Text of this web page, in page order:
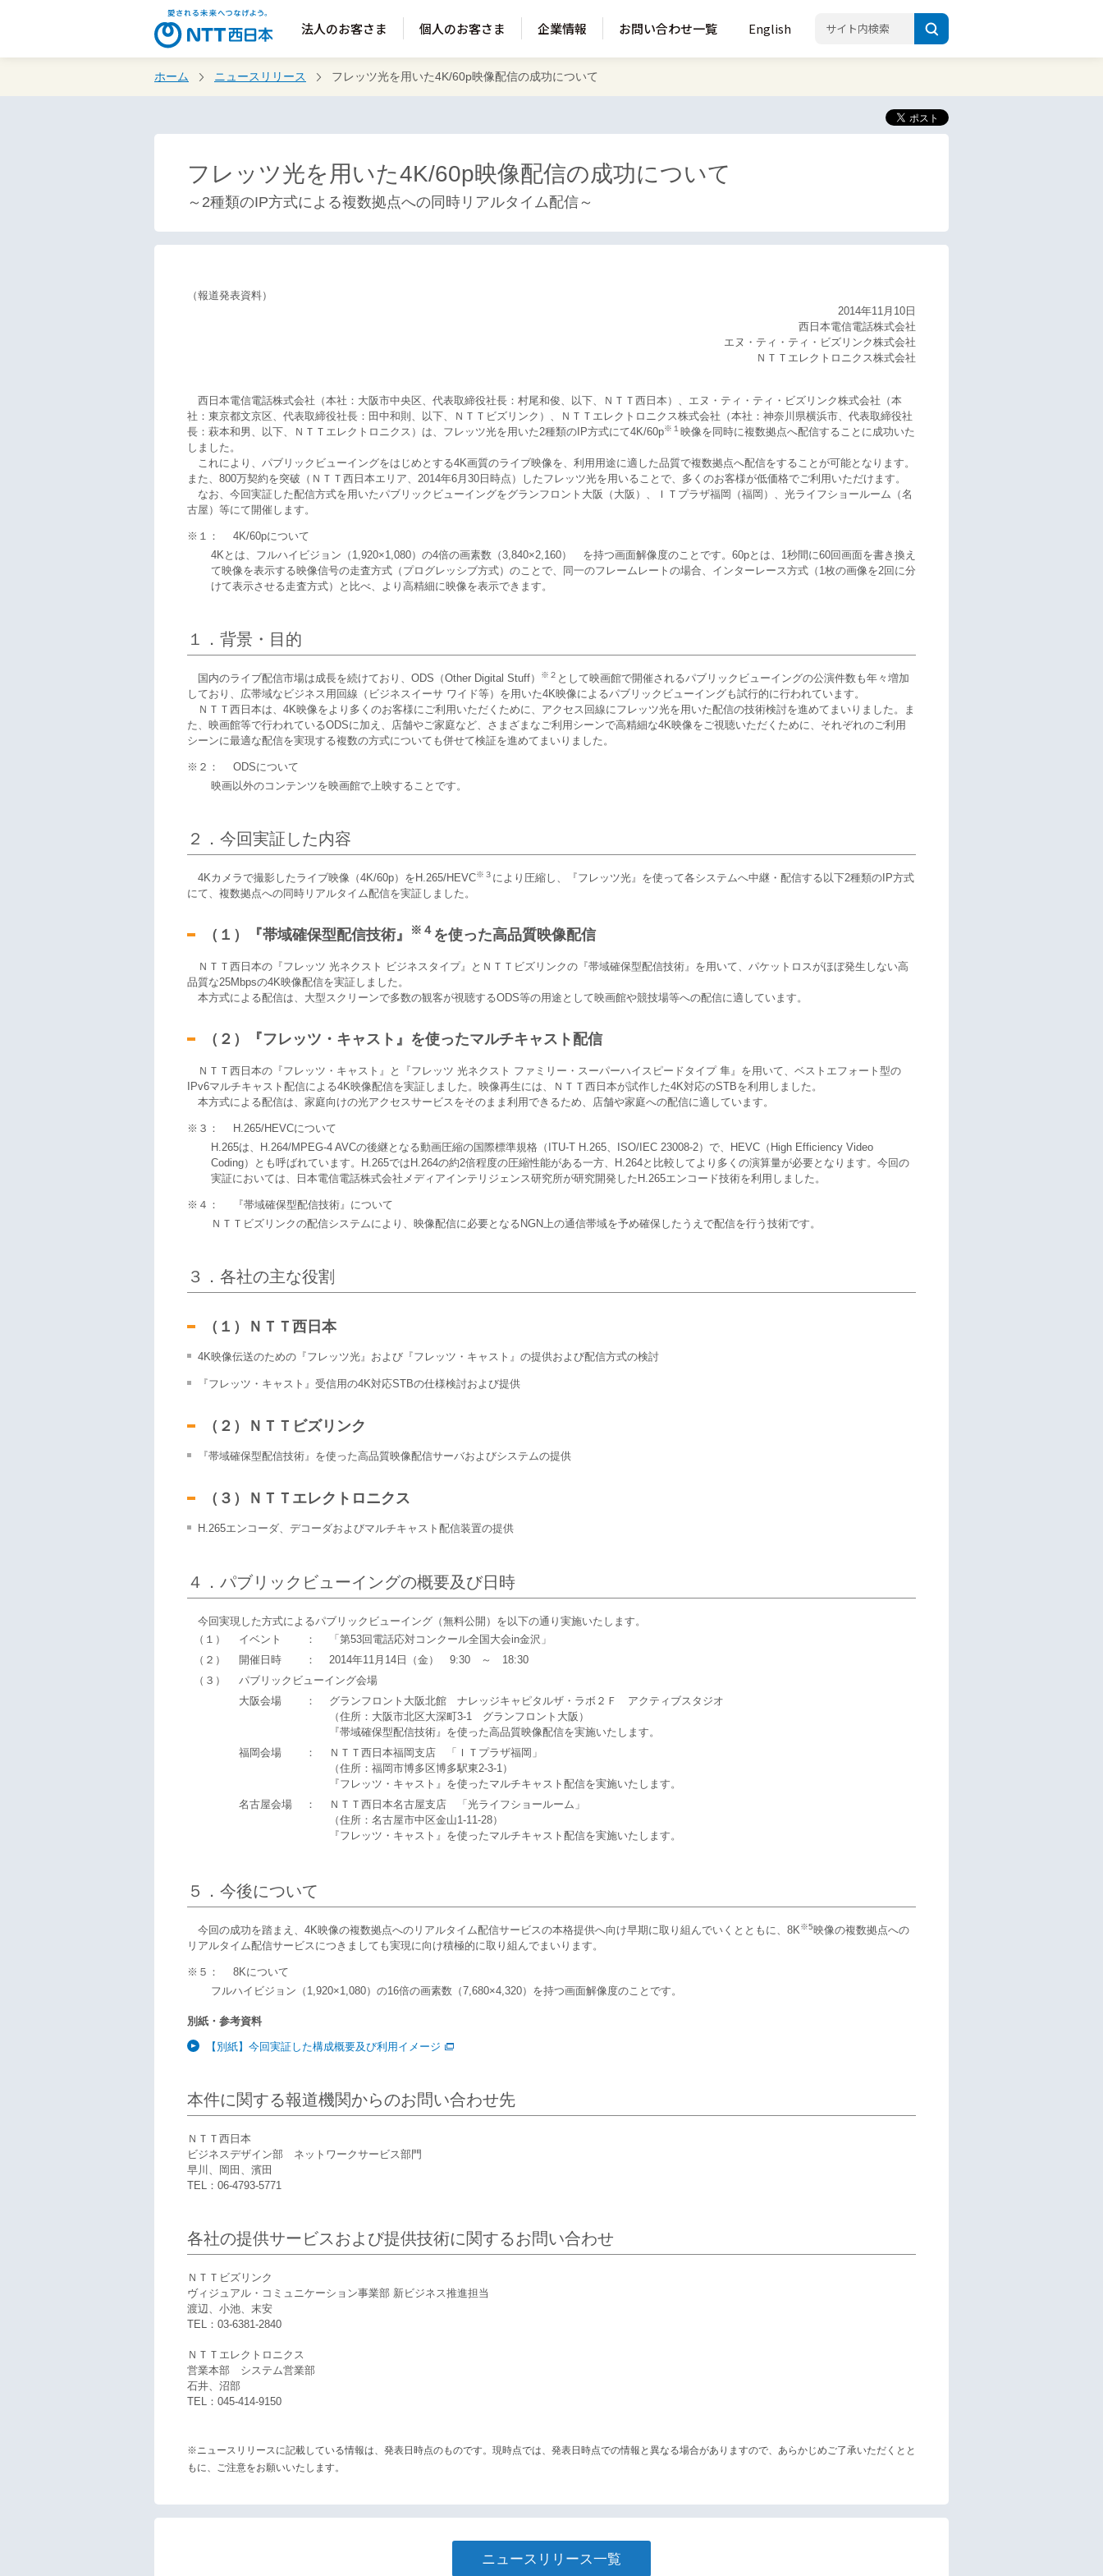
法人のお客さま 個人のお客さま 企業情報 お問い合わせ一覧 English
ホーム ニュースリリース フレッツ光を用いた4K/60p映像配信の成功について
フレッツ光を用いた4K/60p映像配信の成功について
～2種類のIP方式による複数拠点への同時リアルタイム配信～
（報道発表資料）
2014年11月10日
西日本電信電話株式会社
エヌ・ティ・ティ・ビズリンク株式会社
ＮＴＴエレクトロニクス株式会社
西日本電信電話株式会社（本社：大阪市中央区、代表取締役社長：村尾和俊、以下、ＮＴＴ西日本）、エヌ・ティ・ティ・ビズリンク株式会社（本
社：東京都文京区、代表取締役社長：田中和則、以下、ＮＴＴビズリンク）、ＮＴＴエレクトロニクス株式会社（本社：神奈川県横浜市、代表取締役社
長：萩本和男、以下、ＮＴＴエレクトロニクス）は、フレッツ光を用いた2種類のIP方式にて4K/60p※１ 映像を同時に複数拠点へ配信することに成功いた
しました。
これにより、パブリックビューイングをはじめとする4K画質のライブ映像を、利用用途に適した品質で複数拠点へ配信をすることが可能となります。
また、800万契約を突破（ＮＴＴ西日本エリア、2014年6月30日時点）したフレッツ光を用いることで、多くのお客様が低価格でご利用いただけます。
なお、今回実証した配信方式を用いたパブリックビューイングをグランフロント大阪（大阪）、ＩＴプラザ福岡（福岡）、光ライフショールーム（名
古屋）等にて開催します。
※１：
4K/60pについて
4Kとは、フルハイビジョン（1,920×1,080）の4倍の画素数（3,840×2,160） を持つ画面解像度のことです。60pとは、1秒間に60回画面を書き換え
て映像を表示する映像信号の走査方式（プログレッシブ方式）のことで、同一のフレームレートの場合、インターレース方式（1枚の画像を2回に分
けて表示させる走査方式）と比べ、より高精細に映像を表示できます。
１．背景・目的
国内のライブ配信市場は成長を続けており、ODS（Other Digital Stuff） ※２ として映画館で開催されるパブリックビューイングの公演件数も年々増加
しており、広帯域なビジネス用回線（ビジネスイーサ ワイド等）を用いた4K映像によるパブリックビューイングも試行的に行われています。
ＮＴＴ西日本は、4K映像をより多くのお客様にご利用いただくために、アクセス回線にフレッツ光を用いた配信の技術検討を進めてまいりました。ま
た、映画館等で行われているODSに加え、店舗やご家庭など、さまざまなご利用シーンで高精細な4K映像をご視聴いただくために、それぞれのご利用
シーンに最適な配信を実現する複数の方式についても併せて検証を進めてまいりました。
※２：
ODSについて
映画以外のコンテンツを映画館で上映することです。
２．今回実証した内容
4Kカメラで撮影したライブ映像（4K/60p）をH.265/HEVC※３ により圧縮し、『フレッツ光』を使って各システムへ中継・配信する以下2種類のIP方式
にて、複数拠点への同時リアルタイム配信を実証しました。
（１）『帯域確保型配信技術』 ※４ を使った高品質映像配信
ＮＴＴ西日本の『フレッツ 光ネクスト ビジネスタイプ』とＮＴＴビズリンクの『帯域確保型配信技術』を用いて、パケットロスがほぼ発生しない高
品質な25Mbpsの4K映像配信を実証しました。
本方式による配信は、大型スクリーンで多数の観客が視聴するODS等の用途として映画館や競技場等への配信に適しています。
（２）『フレッツ・キャスト』を使ったマルチキャスト配信
ＮＴＴ西日本の『フレッツ・キャスト』と『フレッツ 光ネクスト ファミリー・スーパーハイスピードタイプ 隼』を用いて、ベストエフォート型の
IPv6マルチキャスト配信による4K映像配信を実証しました。映像再生には、ＮＴＴ西日本が試作した4K対応のSTBを利用しました。
本方式による配信は、家庭向けの光アクセスサービスをそのまま利用できるため、店舗や家庭への配信に適しています。
※３：
H.265/HEVCについて
H.265は、H.264/MPEG-4 AVCの後継となる動画圧縮の国際標準規格（ITU-T H.265、ISO/IEC 23008-2）で、HEVC（High Efficiency Video
Coding）とも呼ばれています。H.265ではH.264の約2倍程度の圧縮性能がある一方、H.264と比較してより多くの演算量が必要となります。今回の
実証においては、日本電信電話株式会社メディアインテリジェンス研究所が研究開発したH.265エンコード技術を利用しました。
※４：
『帯域確保型配信技術』について
ＮＴＴビズリンクの配信システムにより、映像配信に必要となるNGN上の通信帯域を予め確保したうえで配信を行う技術です。
３．各社の主な役割
（１）ＮＴＴ西日本
4K映像伝送のための『フレッツ光』および『フレッツ・キャスト』の提供および配信方式の検討
『フレッツ・キャスト』受信用の4K対応STBの仕様検討および提供
（２）ＮＴＴビズリンク
『帯域確保型配信技術』を使った高品質映像配信サーバおよびシステムの提供
（３）ＮＴＴエレクトロニクス
H.265エンコーダ、デコーダおよびマルチキャスト配信装置の提供
４．パブリックビューイングの概要及び日時
今回実現した方式によるパブリックビューイング（無料公開）を以下の通り実施いたします。
（１）
イベント ：
「第53回電話応対コンクール全国大会in金沢」
（２）
開催日時 ：
2014年11月14日（金） 9:30 ～ 18:30
（３）
パブリックビューイング会場
大阪会場
：
グランフロント大阪北館 ナレッジキャピタルザ・ラボ２Ｆ アクティブスタジオ
（住所：大阪市北区大深町3-1 グランフロント大阪）
『帯域確保型配信技術』を使った高品質映像配信を実施いたします。
福岡会場
：
ＮＴＴ西日本福岡支店 「ＩＴプラザ福岡」
（住所：福岡市博多区博多駅東2-3-1）
『フレッツ・キャスト』を使ったマルチキャスト配信を実施いたします。
名古屋会場
：
ＮＴＴ西日本名古屋支店 「光ライフショールーム」
（住所：名古屋市中区金山1-11-28）
『フレッツ・キャスト』を使ったマルチキャスト配信を実施いたします。
５．今後について
今回の成功を踏まえ、4K映像の複数拠点へのリアルタイム配信サービスの本格提供へ向け早期に取り組んでいくとともに、8K※5映像の複数拠点への
リアルタイム配信サービスにつきましても実現に向け積極的に取り組んでまいります。
※５：
8Kについて
フルハイビジョン（1,920×1,080）の16倍の画素数（7,680×4,320）を持つ画面解像度のことです。
別紙・参考資料
【別紙】今回実証した構成概要及び利用イメージ
本件に関する報道機関からのお問い合わせ先
ＮＴＴ西日本
ビジネスデザイン部 ネットワークサービス部門
早川、岡田、濱田
TEL：06-4793-5771
各社の提供サービスおよび提供技術に関するお問い合わせ
ＮＴＴビズリンク
ヴィジュアル・コミュニケーション事業部 新ビジネス推進担当
渡辺、小池、末安
TEL：03-6381-2840
ＮＴＴエレクトロニクス
営業本部 システム営業部
石井、沼部
TEL：045-414-9150
※ニュースリリースに記載している情報は、発表日時点のものです。現時点では、発表日時点での情報と異なる場合がありますので、あらかじめご了承いただくとと
もに、ご注意をお願いいたします。
ニュースリリース一覧